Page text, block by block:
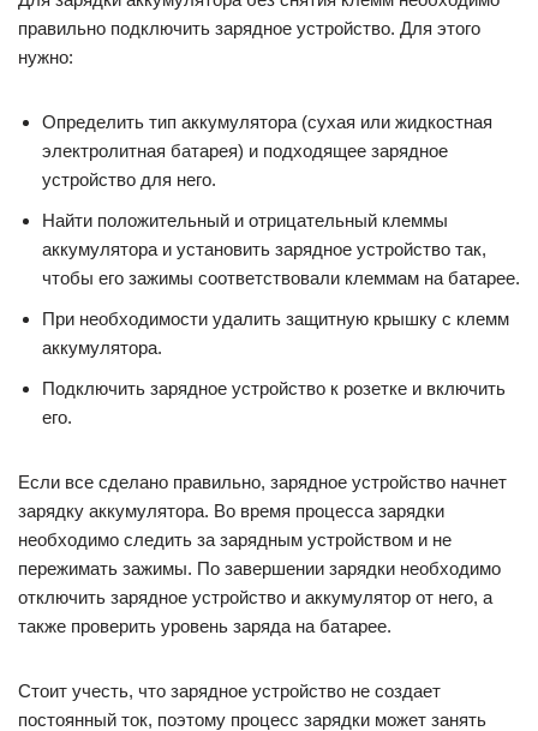
правильно подключить зарядное устройство. Для этого
нужно:
Определить тип аккумулятора (сухая или жидкостная
электролитная батарея) и подходящее зарядное
устройство для него.
Найти положительный и отрицательный клеммы
аккумулятора и установить зарядное устройство так,
чтобы его зажимы соответствовали клеммам на батарее.
При необходимости удалить защитную крышку с клемм
аккумулятора.
Подключить зарядное устройство к розетке и включить
его.
Если все сделано правильно, зарядное устройство начнет
зарядку аккумулятора. Во время процесса зарядки
необходимо следить за зарядным устройством и не
пережимать зажимы. По завершении зарядки необходимо
отключить зарядное устройство и аккумулятор от него, а
также проверить уровень заряда на батарее.
Стоит учесть, что зарядное устройство не создает
постоянный ток, поэтому процесс зарядки может занять